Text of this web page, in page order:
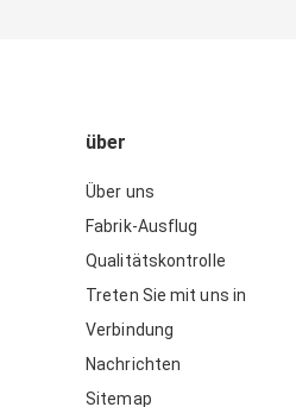
über
Über uns
Fabrik-Ausflug
Qualitätskontrolle
Treten Sie mit uns in
Verbindung
Nachrichten
Sitemap